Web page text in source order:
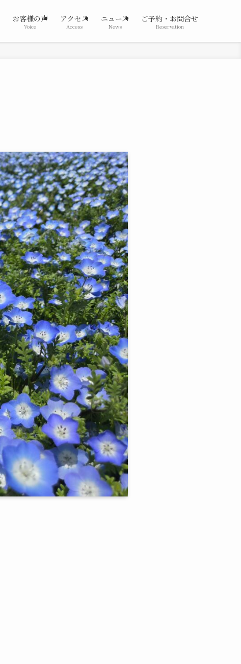
お客様の声
Voice
アクセス
Access
ニュース
News
ご予約・お問合せ
Reservation